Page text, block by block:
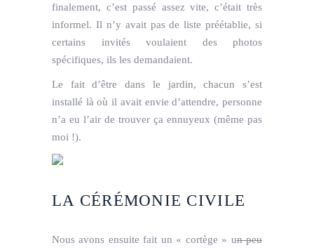
finalement, c’est passé assez vite, c’était très
informel. Il n’y avait pas de liste préétablie, si
certains invités voulaient des photos
spécifiques, ils les demandaient.
Le fait d’être dans le jardin, chacun s’est
installé là où il avait envie d’attendre, personne
n’a eu l’air de trouver ça ennuyeux (même pas
moi !).
LA CÉRÉMONIE CIVILE
Nous avons ensuite fait un « cortège » un peu